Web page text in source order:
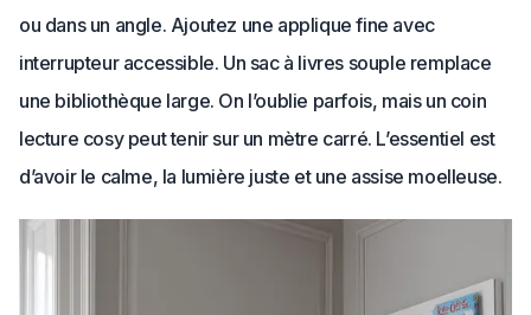
ou dans un angle. Ajoutez une applique fine avec
interrupteur accessible. Un sac à livres souple remplace
une bibliothèque large. On l’oublie parfois, mais un coin
lecture cosy peut tenir sur un mètre carré. L’essentiel est
d’avoir le calme, la lumière juste et une assise moelleuse.